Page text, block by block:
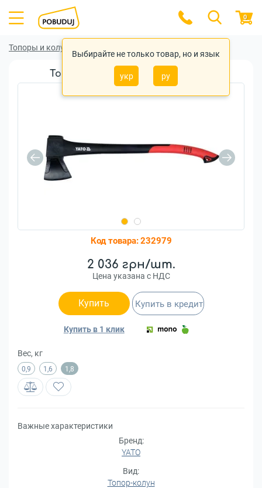
Выбирайте не только товар, но и язык
укр ру
0
Топоры и колуны
Топор-колун Yato 1800г (YT-80082)
Код товара:232979
2 036 грн/шт.
Цена указана с НДС
Купить
Купить в 1 клик
Купить в кредит
Вес, кг
0,9 1,6 1,8
Важные характеристики
Бренд:
YATO
Вид:
Топор-колун